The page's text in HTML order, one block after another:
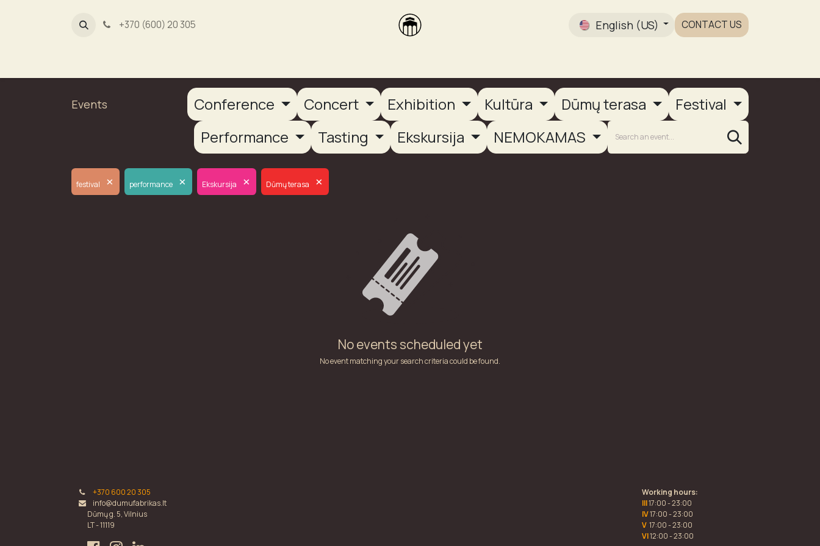
+370 (600) 20 305 English (US) CONTACT US
Events Conference Concert Exhibition Kultūra Dūmų terasa
Festival
Performance
Tasting Ekskursija NEMOKAMAS
festival × performance × Ekskursija × Dūmų terasa ×
No events scheduled yet
No event matching your search criteria could be found.
+370 600 20 305
info@dumufabrikas.lt
Dūmų g. 5, Vilnius
LT - 11119
Working hours:
III17:00 - 23:00
IV17:00 - 23:00
V 17:00 - 23:00
VI12:00 - 23:00